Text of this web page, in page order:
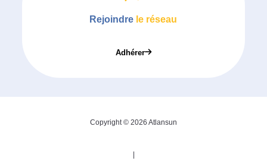
Rejoindre le réseau
Adhérer
Copyright © 2026 Atlansun
|